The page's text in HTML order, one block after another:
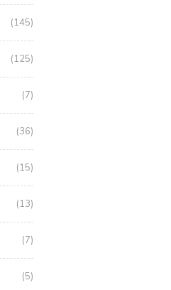
(145)
(125)
(7)
(36)
(15)
(13)
(7)
(5)